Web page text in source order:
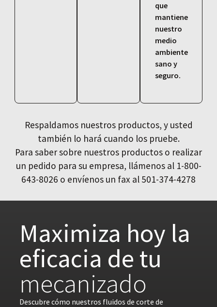
que
mantiene
nuestro
medio
ambiente
sano y
seguro.
Respaldamos nuestros productos, y usted
también lo hará cuando los pruebe.
Para saber sobre nuestros productos o realizar
un pedido para su empresa, llámenos al 1-800-
643-8026 o envíenos un fax al 501-374-4278
Maximiza hoy la
eficacia de tu
mecanizado
Descubre cómo nuestros fluidos de corte de